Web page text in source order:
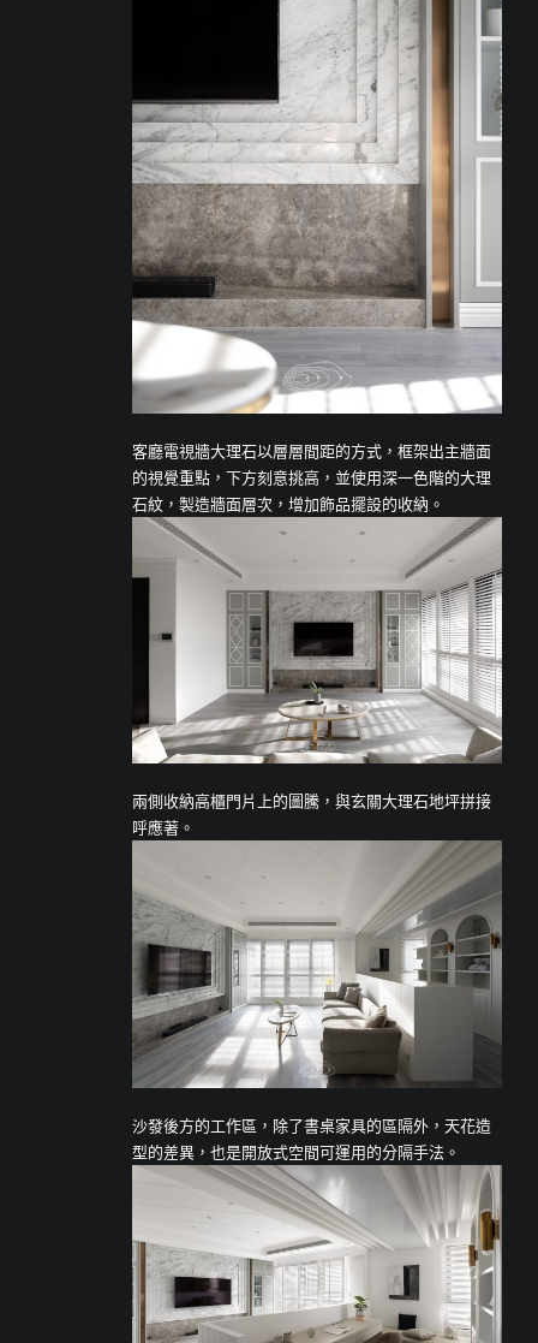
客廳電視牆大理石以層層間距的方式，框架出主牆面
的視覺重點，下方刻意挑高，並使用深一色階的大理
石紋，製造牆面層次，增加飾品擺設的收納。
兩側收納高櫃門片上的圖騰，與玄關大理石地坪拼接
呼應著。
沙發後方的工作區，除了書桌家具的區隔外，天花造
型的差異，也是開放式空間可運用的分隔手法。